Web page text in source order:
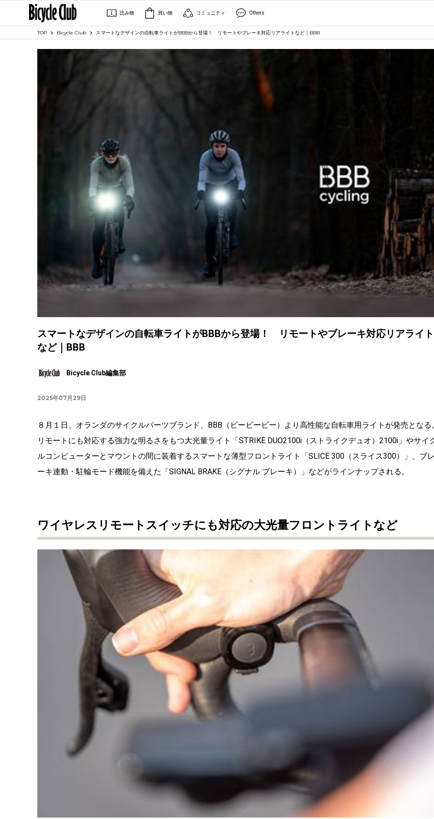
読み物 買い物 コミュニティ Others
TOP Bicycle Club スマートなデザインの自転車ライトがBBBから登場！ リモートやブレーキ対応リアライトなど｜BBB
スマートなデザインの自転車ライトがBBBから登場！ リモートやブレーキ対応リアライト
など｜BBB
Bicycle Club編集部
2025年07月29日
８月１日、オランダのサイクルパーツブランド、BBB（ビービービー）より高性能な自転車用ライトが発売となる
リモートにも対応する強力な明るさをもつ大光量ライト「STRIKE DUO2100i（ストライクデュオ）2100i」やサイ
ルコンピューターとマウントの間に装着するスマートな薄型フロントライト「SLICE 300（スライス300）」、ブ
ーキ連動・ 駐輪モード機能を備えた「SIGNAL BRAKE（シグナル ブレーキ）」などがラインナップされる。
ワイヤレスリモートスイッチにも対応の大光量フロントライトなど